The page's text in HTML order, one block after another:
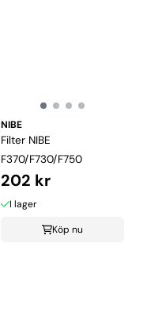
NIBE
Filter NIBE
F370/F730/F750
202 kr
I lager
Köp nu